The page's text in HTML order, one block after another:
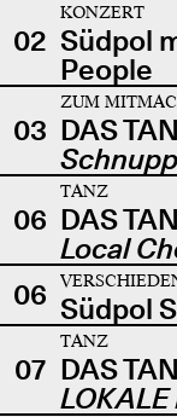
02
KONZERT
Südpol
People
03
ZUM
DAS
06
TANZ
DAS
Local
06 Südpol
07
TANZ
DAS
LOKALE